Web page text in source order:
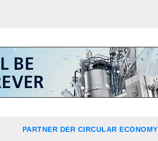
PARTNER DER CIRCULAR ECONOMY